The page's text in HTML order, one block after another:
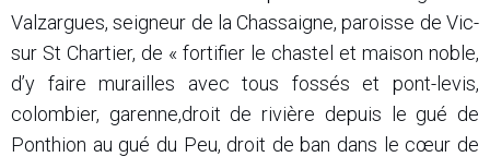
Valzargues, seigneur de la Chassaigne, paroisse de Vic-
sur St Chartier, de « fortifier le chastel et maison noble,
d’y faire murailles avec tous fossés et pont-levis,
colombier, garenne,droit de rivière depuis le gué de
Ponthion au gué du Peu, droit de ban dans le cœur de